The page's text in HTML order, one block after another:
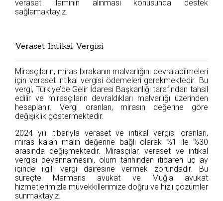
veraset ilamının alınması konusunda destek
sağlamaktayız.
Veraset İntikal Vergisi
Mirasçıların, miras bırakanın malvarlığını devralabilmeleri
için veraset intikal vergisi ödemeleri gerekmektedir. Bu
vergi, Türkiye’de Gelir İdaresi Başkanlığı tarafından tahsil
edilir ve mirasçıların devraldıkları malvarlığı üzerinden
hesaplanır. Vergi oranları, mirasın değerine göre
değişiklik göstermektedir.
2024 yılı itibarıyla veraset ve intikal vergisi oranları,
miras kalan malın değerine bağlı olarak %1 ile %30
arasında değişmektedir. Mirasçılar, veraset ve intikal
vergisi beyannamesini, ölüm tarihinden itibaren üç ay
içinde ilgili vergi dairesine vermek zorundadır. Bu
süreçte Marmaris avukat ve Muğla avukat
hizmetlerimizle müvekkillerimize doğru ve hızlı çözümler
sunmaktayız.